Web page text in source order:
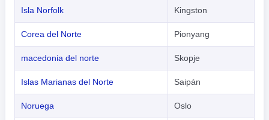
Isla Norfolk Kingston
Corea del Norte Pionyang
macedonia del norte Skopje
Islas Marianas del Norte Saipán
Noruega Oslo